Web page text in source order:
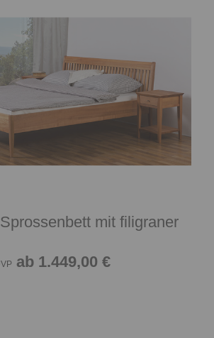
mit filigraner
ab 1.449,00 €